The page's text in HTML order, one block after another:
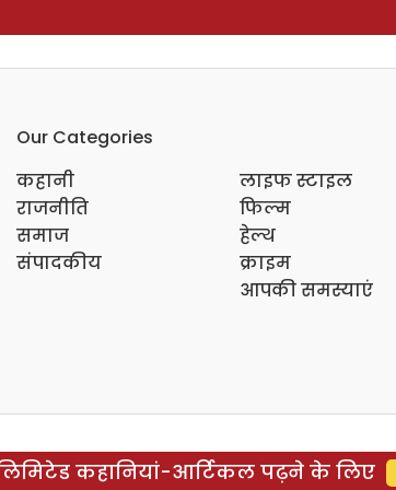
Our Categories
कहानी
राजनीति
समाज
संपादकीय
लाइफ स्टाइल
फिल्म
हेल्थ
क्राइम
आपकी समस्याएं
कहानियां-आर्टिकल पढ़ने के लिए